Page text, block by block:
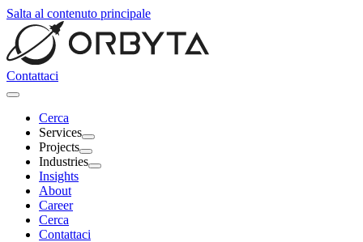
Salta al contenuto principale
Contattaci
Cerca
Services
Projects
Industries
Insights
About
Career
Cerca
Contattaci